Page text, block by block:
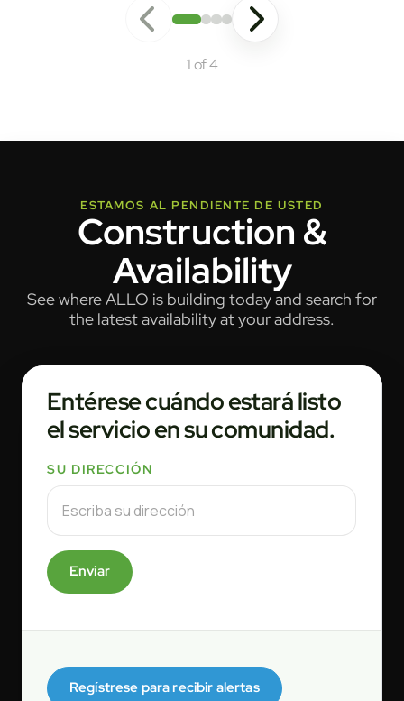
1 of 4
ESTAMOS AL PENDIENTE DE USTED
Construction &
Availability
See where ALLO is building today and search for
the latest availability at your address.
Entérese cuándo estará listo
el servicio en su comunidad.
SU DIRECCIÓN
Enviar
Regístrese para recibir alertas